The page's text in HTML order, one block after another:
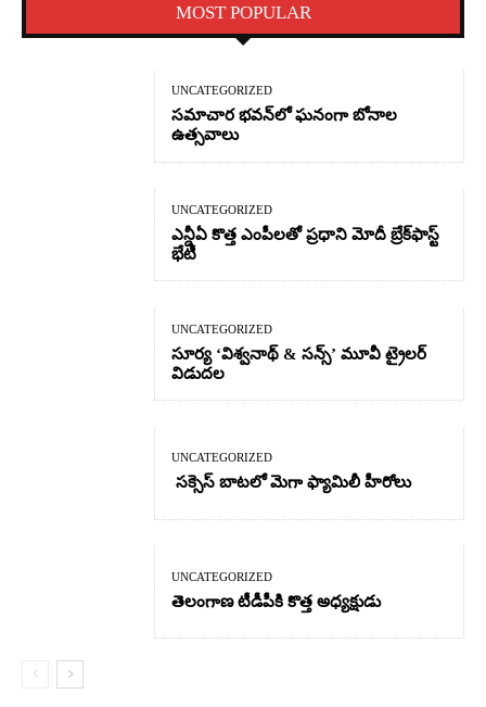
MOST POPULAR
UNCATEGORIZED
సమాచార భవన్‌లో ఘనంగా బోనాల
ఉత్సవాలు
UNCATEGORIZED
ఎన్డీఏ కొత్త ఎంపీలతో ప్రధాని మోదీ బ్రేక్‌ఫాస్ట్
భేటీ
UNCATEGORIZED
సూర్య ‘విశ్వనాథ్ & సన్స్’ మూవీ ట్రైలర్
విడుదల
UNCATEGORIZED
సక్సెస్ బాటలో మెగా ఫ్యామిలీ హీరోలు
UNCATEGORIZED
తెలంగాణ టీడీపీకి కొత్త అధ్యక్షుడు